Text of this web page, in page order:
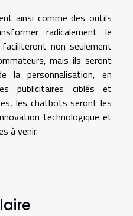
ainsi comme des outils
radicalement le
non seulement
mais ils seront
la personnalisation, en
publicitaires ciblés et
les chatbots seront les
technologique et
à venir.